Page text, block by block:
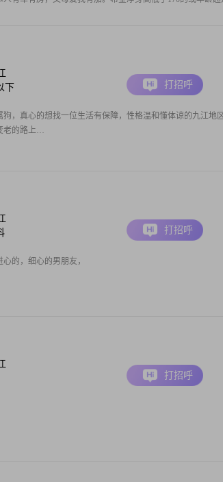
下
，真心的想找一位生活有保障，性格温和懂体谅的九江地
老的路上…
打招呼
的，细心的男朋友，
打招呼
打招呼